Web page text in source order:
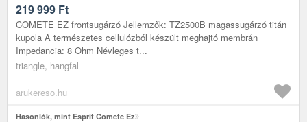
219 999 Ft
COMETE EZ frontsugárzó Jellemzők: TZ2500B magassugárzó titán
kupola A természetes cellulózból készült meghajtó membrán
Impedancia: 8 Ohm Névleges t...
triangle, hangfal
arukereso.hu
Hasonlók, mint Esprit Comete Ez